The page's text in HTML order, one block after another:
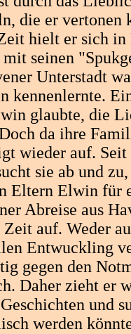
die er vertonen
hielt er sich
mit seinen
Unterstadt
kennenlernte.
glaubte, die
da ihre
wieder auf.
sie ab und
Eltern Elwin für
Abreise aus
Zeit auf. Weder
Entwuckling
gegen den
Daher zieht er
und
werden